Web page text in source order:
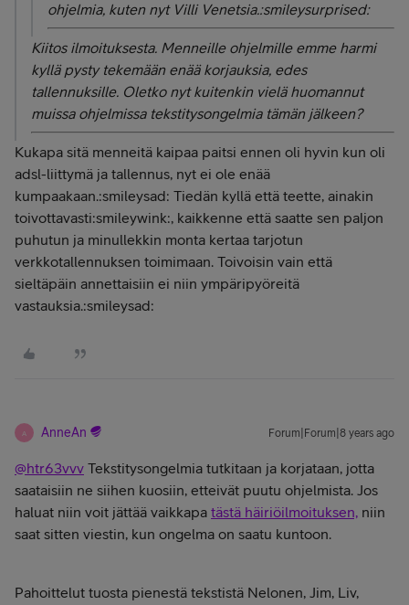
ohjelmia, kuten nyt Villi Venetsia.:smileysurprised:
Kiitos ilmoituksesta. Menneille ohjelmille emme harmi
kyllä pysty tekemään enää korjauksia, edes
tallennuksille. Oletko nyt kuitenkin vielä huomannut
muissa ohjelmissa tekstitysongelmia tämän jälkeen?
Kukapa sitä menneitä kaipaa paitsi ennen oli hyvin kun oli
adsl-liittymä ja tallennus, nyt ei ole enää
kumpaakaan.:smileysad: Tiedän kyllä että teette, ainakin
toivottavasti:smileywink:, kaikkenne että saatte sen paljon
puhutun ja minullekkin monta kertaa tarjotun
verkkotallennuksen toimimaan. Toivoisin vain että
sieltäpäin annettaisiin ei niin ympäripyöreitä
vastauksia.:smileysad:
A AnneAn Forum|Forum|8 years ago
@htr63vvv Tekstitysongelmia tutkitaan ja korjataan, jotta
saataisiin ne siihen kuosiin, etteivät puutu ohjelmista. Jos
haluat niin voit jättää vaikkapa tästä häiriöilmoituksen, niin
saat sitten viestin, kun ongelma on saatu kuntoon.
Pahoittelut tuosta pienestä tekstistä Nelonen, Jim, Liv,